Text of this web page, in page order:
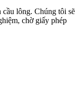
lông. Chúng tôi sẽ
chờ giấy phép